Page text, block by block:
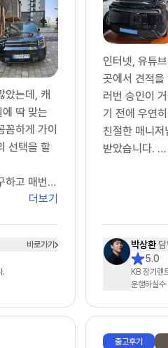
2. 문의에 대
- 타사는 오전
오거나 오후 6
영업시간이
응대)
- 차살때는 전
오히려 제가
3. 차량 출
- 다른 업체
- 전자약정 후
보일정도로 바
론 운빨도 조
로 진행되진
- 저 같은 경
았는데, 캐
딱 맞는
하게 가이
선택을 할
하고 매번
깊은 전문
1순위로 추
하며 챙겨주
다. 정말 감
더보기
바로가기
.
인터넷, 유튜
곳에서 견적을
러번 승인이
기 전에 우연
친절한 매니
받았습니다.
박상환
5.0
KB 장기렌
운행하실
출고후기